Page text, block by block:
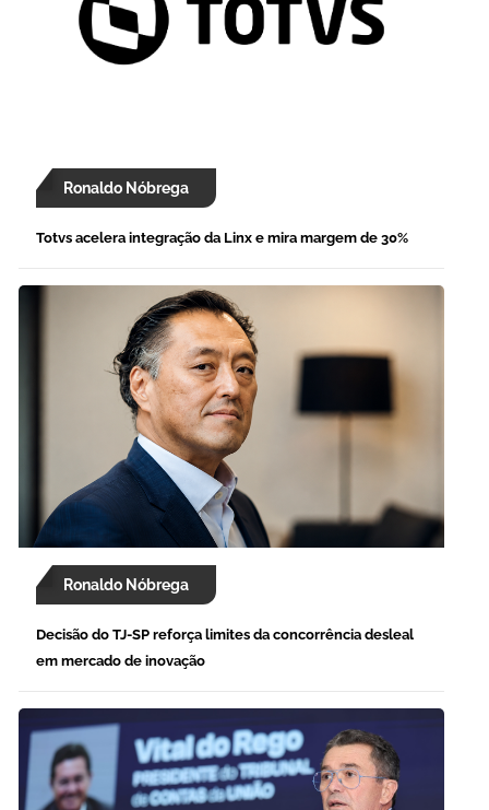
Ronaldo Nóbrega
Totvs acelera integração da Linx e mira margem de 30%
Ronaldo Nóbrega
Decisão do TJ-SP reforça limites da concorrência desleal
em mercado de inovação